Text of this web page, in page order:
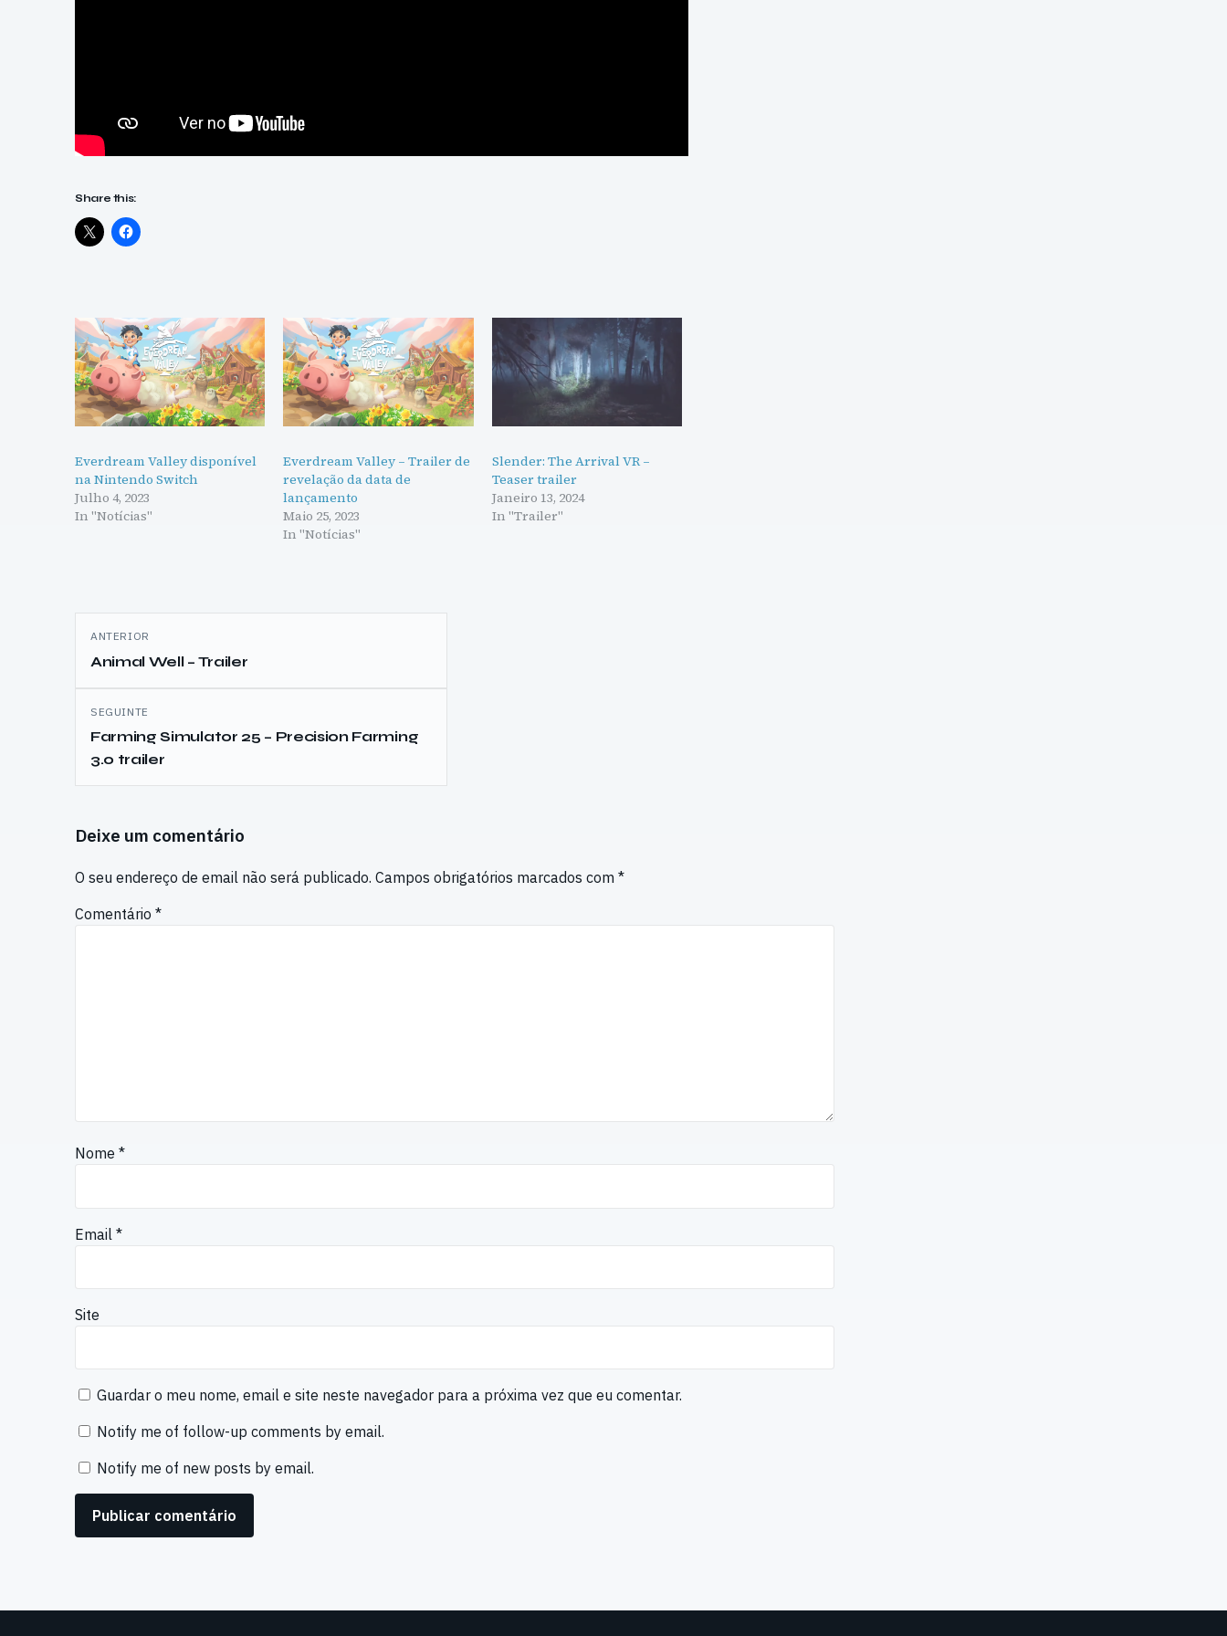
Share this:
Everdream Valley disponível
na Nintendo Switch
Julho 4, 2023
In "Notícias"
Everdream Valley – Trailer de
revelação da data de
lançamento
Maio 25, 2023
In "Notícias"
Slender: The Arrival VR –
Teaser trailer
Janeiro 13, 2024
In "Trailer"
Navegação
de
artigos
ANTERIOR
Animal Well – Trailer
SEGUINTE
Farming Simulator 25 – Precision Farming
3.0 trailer
Deixe um comentário
O seu endereço de email não será publicado. Campos obrigatórios marcados com *
Comentário *
Nome *
Email *
Site
Guardar o meu nome, email e site neste navegador para a próxima vez que eu comentar.
Notify me of follow-up comments by email.
Notify me of new posts by email.